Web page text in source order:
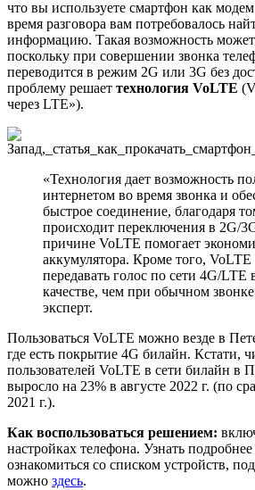
что вы используете смартфон как
время разговора вам потребовалось
информацию. Такая возможность
поскольку при совершении звонка
переводится в режим 2G или 3G без
проблему решает технология VoLTE
через LTE»).
«Технология дает возможность
интернетом во время звонка и
быстрое соединение, благодаря
происходит переключения в 2G/
причине VoLTE помогает
аккумулятора. Кроме того, VoLTE
передавать голос по сети 4G/LTE
качестве, чем при обычном
эксперт.
Пользоваться VoLTE можно везде в
где есть покрытие 4G билайн. Кстати,
пользователей VoLTE в сети билайн в
выросло на 23% в августе 2022 г. (по
2021 г.).
Как воспользоваться решением:
настройках телефона. Узнать
ознакомиться со списком устройств,
можно здесь.